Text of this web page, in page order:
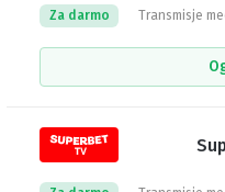
Transmisje
Za darmo